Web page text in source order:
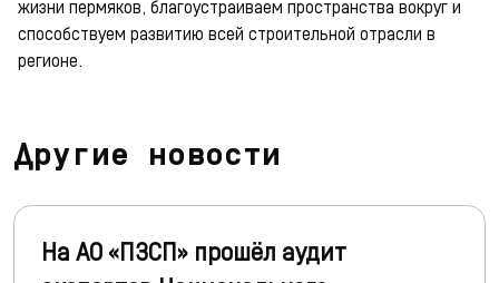
жизни пермяков, благоустраиваем пространства вокруг и
способствуем развитию всей строительной отрасли в
регионе.
Другие новости
На АО «ПЗСП» прошёл аудит